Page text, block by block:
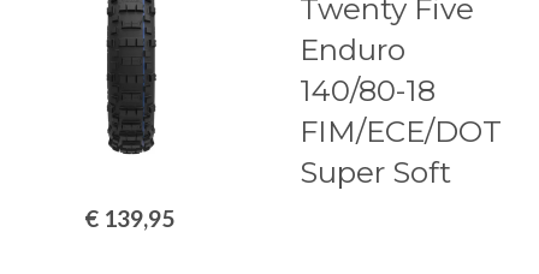
Twenty Five
Enduro
140/80-18
FIM/ECE/DOT
Super Soft
€ 139,95